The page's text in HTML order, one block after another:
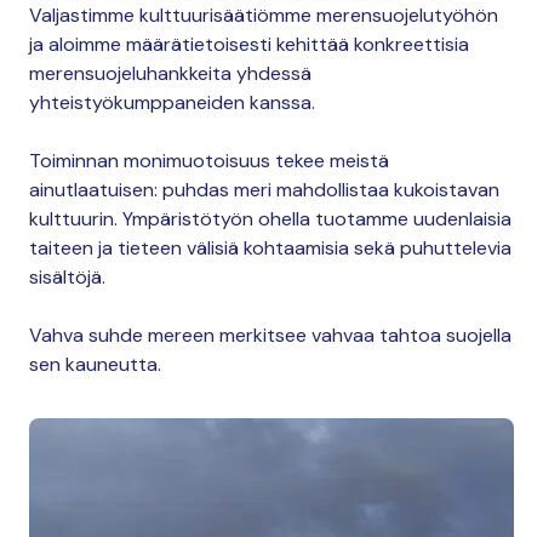
Valjastimme kulttuurisäätiömme merensuojelutyöhön
ja aloimme määrätietoisesti kehittää konkreettisia
merensuojeluhankkeita yhdessä
yhteistyökumppaneiden kanssa.
Toiminnan monimuotoisuus tekee meistä
ainutlaatuisen: puhdas meri mahdollistaa kukoistavan
kulttuurin. Ympäristötyön ohella tuotamme uudenlaisia
taiteen ja tieteen välisiä kohtaamisia sekä puhuttelevia
sisältöjä.
Vahva suhde mereen merkitsee vahvaa tahtoa suojella
sen kauneutta.